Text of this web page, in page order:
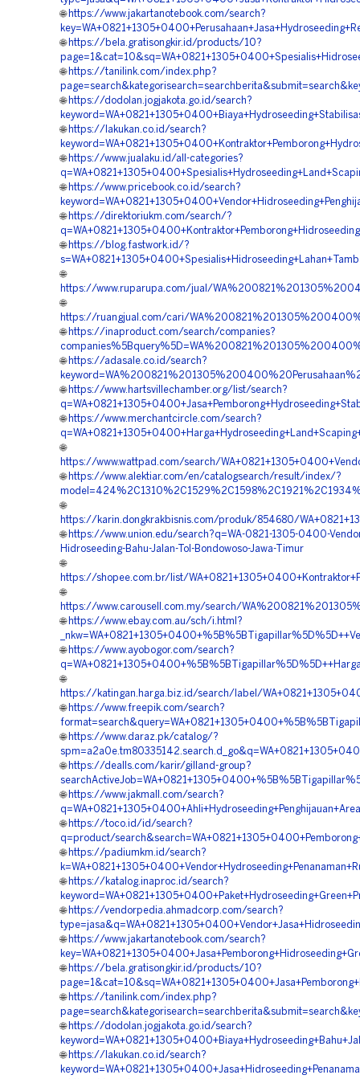
🌐 https://www.jakartanotebook.com/search?
🌐 https://bela.gratisongkir.id/products/10?
🌐 https://tanilink.com/index.php?
🌐 https://dodolan.jogjakota.go.id/search?
🌐 https://lakukan.co.id/search?
🌐 https://www.jualaku.id/all-categories?
🌐 https://www.pricebook.co.id/search?
🌐 https://direktoriukm.com/search/?
🌐 https://blog.fastwork.id/?
🌐
https://www.ruparupa.com/jual/
🌐
https://ruangjual.com/cari/
🌐 https://inaproduct.com/search/companies?
🌐 https://adasale.co.id/search?
🌐 https://www.hartsvillechamber.org/list/search?
🌐 https://www.merchantcircle.com/search?
🌐
https://www.wattpad.com/search/
🌐 https://www.alektiar.com/en/catalogsearch/result/index/?
🌐
https://karin.dongkrakbisnis.com/produk/854680/
🌐 https://www.union.edu/search?q=WA-0821-1305-0400-
Hidroseeding-Bahu-Jalan-Tol-Bondowoso-Jawa-Timur
🌐
https://shopee.com.br/list/
🌐
https://www.carousell.com.my/search/
🌐 https://www.ebay.com.au/sch/i.html?
🌐 https://www.ayobogor.com/search?
🌐
https://katingan.harga.biz.id/search/label/
🌐 https://www.freepik.com/search?
🌐 https://www.daraz.pk/catalog/?
🌐 https://dealls.com/karir/gilland-group?
🌐 https://www.jakmall.com/search?
🌐 https://toco.id/id/search?
q=product/
🌐 https://padiumkm.id/search?
🌐 https://katalog.inaproc.id/search?
🌐 https://vendorpedia.ahmadcorp.com/search?
🌐 https://www.jakartanotebook.com/search?
🌐 https://bela.gratisongkir.id/products/10?
🌐 https://tanilink.com/index.php?
🌐 https://dodolan.jogjakota.go.id/search?
🌐 https://lakukan.co.id/search?